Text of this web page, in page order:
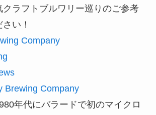
クラフトブルワリー巡りのご参考
い！
Company
Brewing Company
年代にバラードで初のマイクロ